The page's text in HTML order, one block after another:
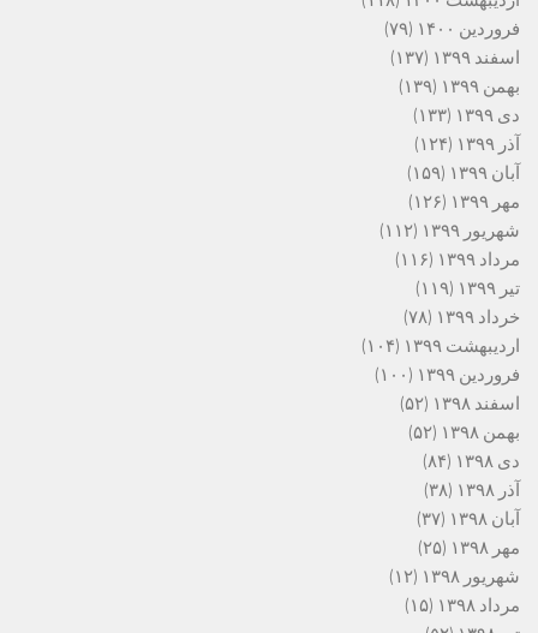
فروردین ۱۴۰۰
(۷۹)
اسفند ۱۳۹۹
(۱۳۷)
بهمن ۱۳۹۹
(۱۳۹)
دی ۱۳۹۹
(۱۳۳)
آذر ۱۳۹۹
(۱۲۴)
آبان ۱۳۹۹
(۱۵۹)
مهر ۱۳۹۹
(۱۲۶)
شهریور ۱۳۹۹
(۱۱۲)
مرداد ۱۳۹۹
(۱۱۶)
تیر ۱۳۹۹
(۱۱۹)
خرداد ۱۳۹۹
(۷۸)
اردیبهشت ۱۳۹۹
(۱۰۴)
فروردین ۱۳۹۹
(۱۰۰)
اسفند ۱۳۹۸
(۵۲)
بهمن ۱۳۹۸
(۵۲)
دی ۱۳۹۸
(۸۴)
آذر ۱۳۹۸
(۳۸)
آبان ۱۳۹۸
(۳۷)
مهر ۱۳۹۸
(۲۵)
شهریور ۱۳۹۸
(۱۲)
مرداد ۱۳۹۸
(۱۵)